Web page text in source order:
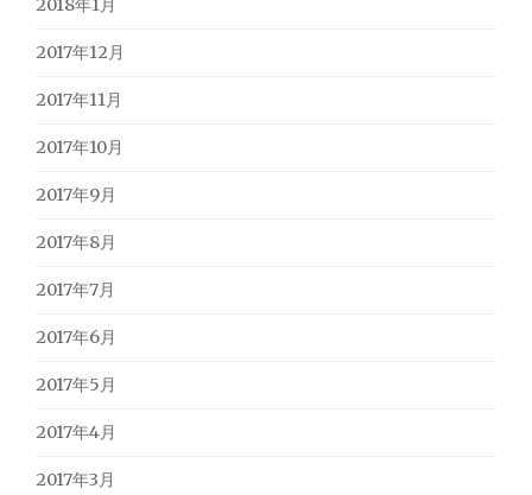
2018年1月
2017年12月
2017年11月
2017年10月
2017年9月
2017年8月
2017年7月
2017年6月
2017年5月
2017年4月
2017年3月